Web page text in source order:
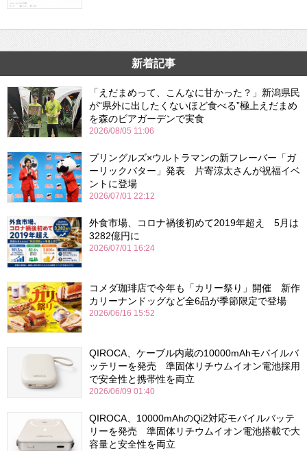
新着記事
「えだまめって、こんなに甘かった？」新潟県民
が“県外に出したくないほど食べる”極上えだまめ
を森のビアガーデンで実食
2026/08/05 11:06
プリングルズ×ウルトラマンの新フレーバー「ガ
ーリックバター」発表 片寄涼太さんが祝福イベ
ントに登場
2026/07/01 22:12
外食市場、コロナ禍後初めて2019年超え 5月は
3282億円に
2026/07/01 16:24
コメダ珈琲店で今年も「カリー祭り」開催 新作
カリーナンドッグなど全6品が季節限定で登場
2026/06/16 15:52
QIROCA、ケーブル内蔵の10000mAhモバイルバ
ッテリーを発売 準固体リチウムイオン電池採用
で安全性と携帯性を両立
2026/06/09 01:40
QIROCA、10000mAhのQi2対応モバイルバッテ
リーを発売 準固体リチウムイオン電池搭載で大
容量と安全性を両立